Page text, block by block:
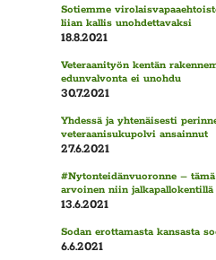
Sotiemme
liian kallis unohdettavaksi
18.8.2021
Veteraanityön kentän
edunvalvonta ei unohdu
30.7.2021
Yhdessä ja yhtenäisesti
veteraanisukupolvi ansainnut
27.6.2021
#Nytonteidänvuoronne –
arvoinen niin
13.6.2021
Sodan erottamasta kansasta
6.6.2021